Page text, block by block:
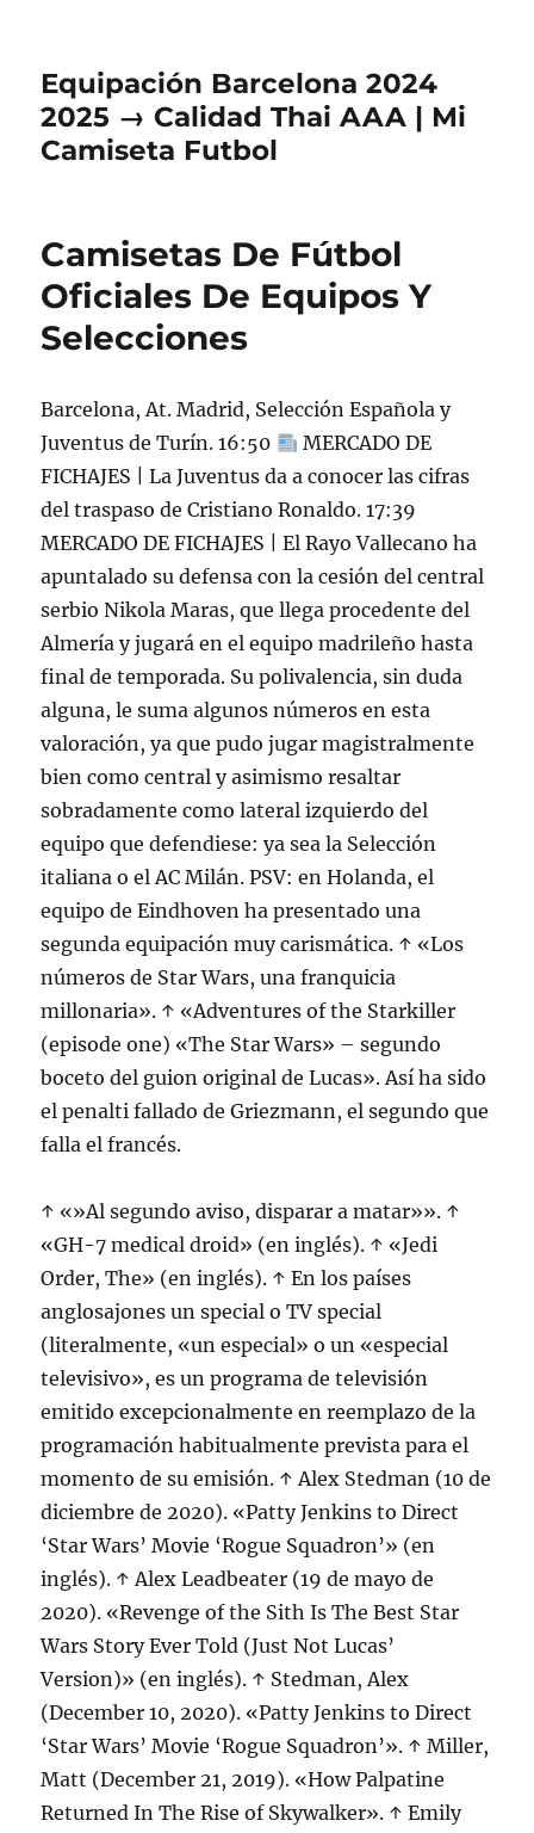
Equipación Barcelona 2024
2025 → Calidad Thai AAA | Mi
Camiseta Futbol
Camisetas De Fútbol
Oficiales De Equipos Y
Selecciones
Barcelona, At. Madrid, Selección Española y
Juventus de Turín. 16:50
MERCADO DE
FICHAJES | La Juventus da a conocer las cifras
del traspaso de Cristiano Ronaldo. 17:39
MERCADO DE FICHAJES | El Rayo Vallecano ha
apuntalado su defensa con la cesión del central
serbio Nikola Maras, que llega procedente del
Almería y jugará en el equipo madrileño hasta
final de temporada. Su polivalencia, sin duda
alguna, le suma algunos números en esta
valoración, ya que pudo jugar magistralmente
bien como central y asimismo resaltar
sobradamente como lateral izquierdo del
equipo que defendiese: ya sea la Selección
italiana o el AC Milán. PSV: en Holanda, el
equipo de Eindhoven ha presentado una
segunda equipación muy carismática. ↑ «Los
números de Star Wars, una franquicia
millonaria». ↑ «Adventures of the Starkiller
(episode one) «The Star Wars» – segundo
boceto del guion original de Lucas». Así ha sido
el penalti fallado de Griezmann, el segundo que
falla el francés.
↑ «»Al segundo aviso, disparar a matar»». ↑
«GH-7 medical droid» (en inglés). ↑ «Jedi
Order, The» (en inglés). ↑ En los países
anglosajones un special o TV special
(literalmente, «un especial» o un «especial
televisivo», es un programa de televisión
emitido excepcionalmente en reemplazo de la
programación habitualmente prevista para el
momento de su emisión. ↑ Alex Stedman (10 de
diciembre de 2020). «Patty Jenkins to Direct
‘Star Wars’ Movie ‘Rogue Squadron’» (en
inglés). ↑ Alex Leadbeater (19 de mayo de
2020). «Revenge of the Sith Is The Best Star
Wars Story Ever Told (Just Not Lucas’
Version)» (en inglés). ↑ Stedman, Alex
(December 10, 2020). «Patty Jenkins to Direct
‘Star Wars’ Movie ‘Rogue Squadron’». ↑ Miller,
Matt (December 21, 2019). «How Palpatine
Returned In The Rise of Skywalker». ↑ Emily